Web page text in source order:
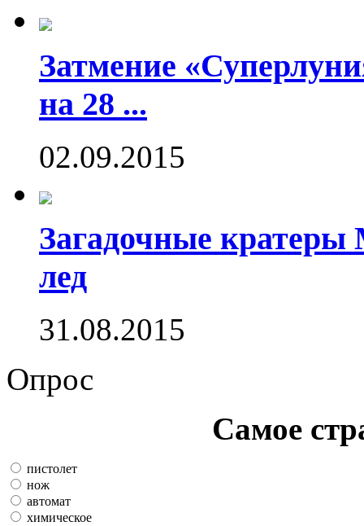
Затмение
на 28 ...
02.09.2015
Загадочные
лед
31.08.2015
Опрос
Самое
пистолет
нож
автомат
химическое